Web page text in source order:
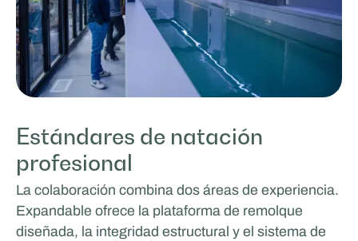
Estándares de natación
profesional
La colaboración combina dos áreas de experiencia.
Expandable ofrece la plataforma de remolque
diseñada, la integridad estructural y el sistema de